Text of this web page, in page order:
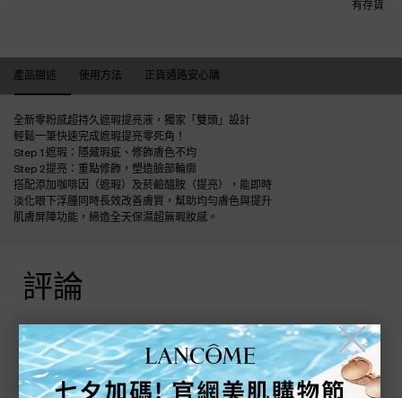
有存貨
產品描述
使用方法 正貨通路安心購
全新零粉感超持久遮瑕提亮液，獨家「雙頭」設計
輕鬆一筆快速完成遮瑕提亮零死角！
Step 1遮瑕：隱藏瑕疵、修飾膚色不均
Step 2提亮：重點修飾，塑造臉部輪廓
搭配添加咖啡因（遮瑕）及菸鹼醯胺（提亮），能即時
淡化眼下浮腫同時長效改善膚質，幫助均勻膚色與提升
肌膚屏障功能，締造全天保濕超無瑕妝感。
產品評論評論
分享您的評論
與其他人分享您的看法
╳